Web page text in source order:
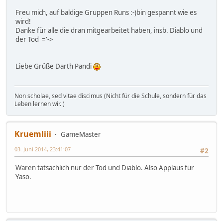
Freu mich, auf baldige Gruppen Runs :-)bin gespannt wie es
wird!
Danke für alle die dran mitgearbeitet haben, insb. Diablo und
der Tod ='->
Liebe Grüße Darth Pandi
Non scholae, sed vitae discimus (Nicht für die Schule, sondern für das
Leben lernen wir. )
Kruemliii
GameMaster
#2
03. Juni 2014, 23:41:07
Waren tatsächlich nur der Tod und Diablo. Also Applaus für
Yaso.